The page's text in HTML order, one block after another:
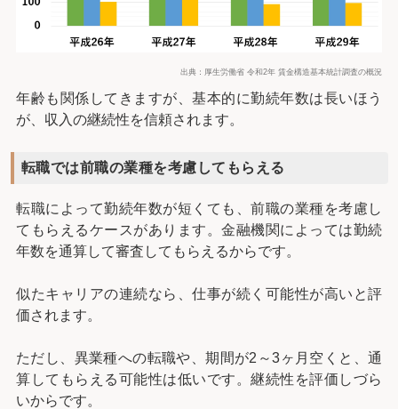
出典：厚生労働省 令和2年 賃金構造基本統計調査の概況
年齢も関係してきますが、基本的に勤続年数は長いほう
が、収入の継続性を信頼されます。
転職では前職の業種を考慮してもらえる
転職によって勤続年数が短くても、前職の業種を考慮し
てもらえるケースがあります。金融機関によっては勤続
年数を通算して審査してもらえるからです。
似たキャリアの連続なら、仕事が続く可能性が高いと評
価されます。
ただし、異業種への転職や、期間が2～3ヶ月空くと、通
算してもらえる可能性は低いです。継続性を評価しづら
いからです。